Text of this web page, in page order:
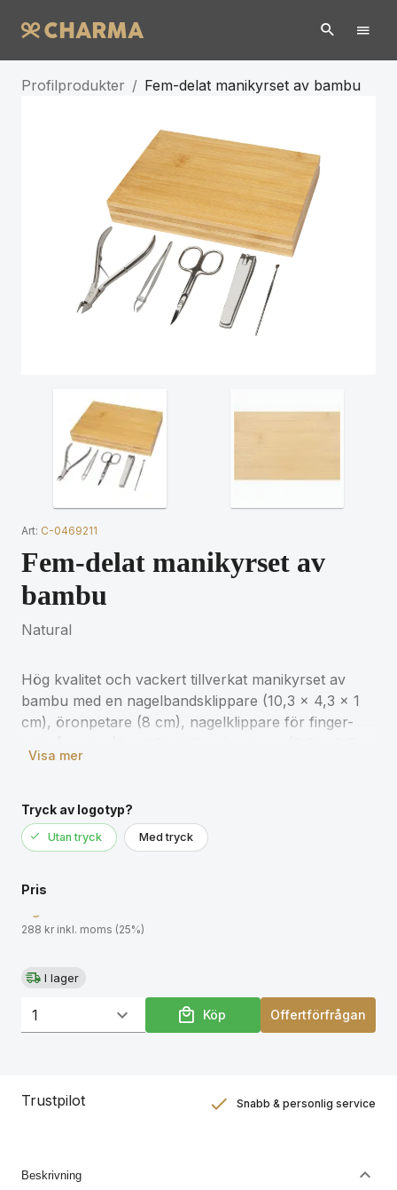
Profilprodukter / Fem-delat manikyrset av bambu
Art: C-0469211
Fem-delat manikyrset av
bambu
Natural
Hög kvalitet och vackert tillverkat manikyrset av
bambu med en nagelbandsklippare (10,3 x 4,3 x 1
cm), öronpetare (8 cm), nagelklippare för finger-
cm), och en sax (9,5 x 4,2 cm). Den använda
hållbara standarder.
Visa mer
Tryck av logotyp?
Utan tryck Med tryck
Pris
288 kr inkl. moms (25%)
I lager
Köp Offertförfrågan
Trustpilot Snabb & personlig service
Beskrivning